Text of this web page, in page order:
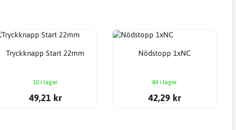
Tryckknapp Start 22mm
10 i lager
49,21 kr
Nödstopp 1xNC
84 i lager
42,29 kr